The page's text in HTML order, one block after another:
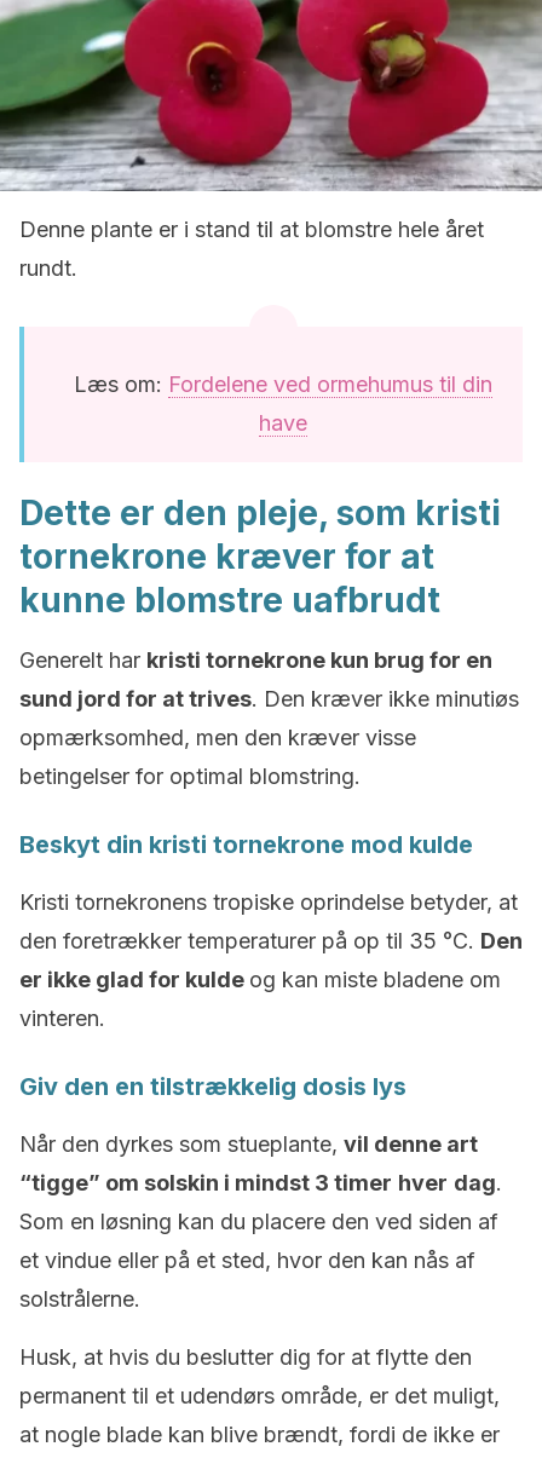
Denne plante er i stand til at blomstre hele året
rundt.
Læs om: Fordelene ved ormehumus til din
have
Dette er den pleje, som kristi
tornekrone kræver for at
kunne blomstre uafbrudt
Generelt har kristi tornekrone kun brug for en
sund jord for at trives. Den kræver ikke minutiøs
opmærksomhed, men den kræver visse
betingelser for optimal blomstring.
Beskyt din kristi tornekrone mod kulde
Kristi tornekronens tropiske oprindelse betyder, at
den foretrækker temperaturer på op til 35 °C. Den
er ikke glad for kulde og kan miste bladene om
vinteren.
Giv den en tilstrækkelig dosis lys
Når den dyrkes som stueplante, vil denne art
“tigge” om solskin i mindst 3 timer hver dag.
Som en løsning kan du placere den ved siden af
et vindue eller på et sted, hvor den kan nås af
solstrålerne.
Husk, at hvis du beslutter dig for at flytte den
permanent til et udendørs område, er det muligt,
at nogle blade kan blive brændt, fordi de ikke er